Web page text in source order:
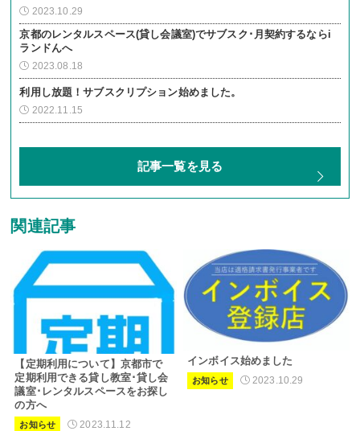
2023.10.29
京都のレンタルスペース(貸し会議室)でサブスク･月契約するならi
ランドんへ
2023.08.18
利用し放題！サブスクリプション始めました。
2022.11.15
記事一覧を見る
関連記事
【定期利用について】京都市で
定期利用できる貸し教室･貸し会
議室･レンタルスペースをお探し
の方へ
お知らせ 2023.11.12
インボイス始めました
お知らせ 2023.10.29